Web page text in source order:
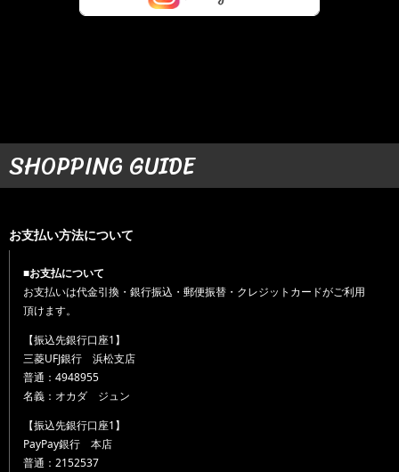
SHOPPING GUIDE
お支払い方法について
■お支払について
お支払いは代金引換・銀行振込・郵便振替・クレジットカードがご利用
頂けます。
【振込先銀行口座1】
三菱UFJ銀行 浜松支店
普通：4948955
名義：オカダ ジュン
【振込先銀行口座1】
PayPay銀行 本店
普通：2152537